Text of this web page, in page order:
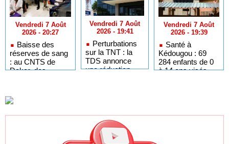
Vendredi 7 Août
2026 - 20:27
Baisse des
réserves de sang
: au CNTS de
Dakar, des
l’appel de Pastef
Vendredi 7 Août
2026 - 19:41
Perturbations
sur la TNT : la
TDS annonce
une réduction
Vendredi 7 Août
2026 - 19:39
Santé à
Kédougou : 69
284 enfants de 0
à 14 ans visés